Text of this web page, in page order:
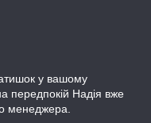
у вашому
передпокій Надія вже
менеджера.